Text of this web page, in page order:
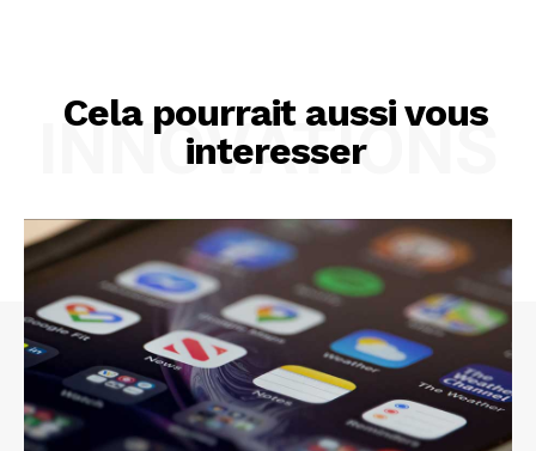
Cela pourrait aussi vous
interesser
INNOVATIONS